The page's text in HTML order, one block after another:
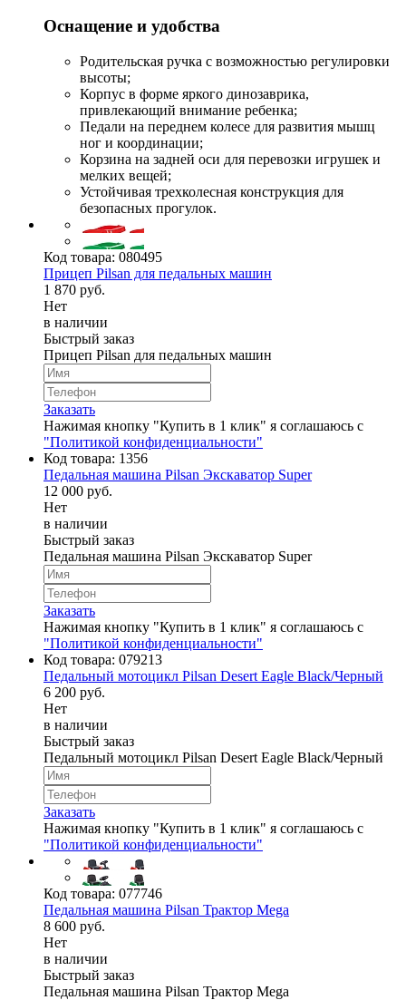
Оснащение и удобства
Родительская ручка с возможностью регулировки
высоты;
Корпус в форме яркого динозаврика,
привлекающий внимание ребенка;
Педали на переднем колесе для развития мышц
ног и координации;
Корзина на задней оси для перевозки игрушек и
мелких вещей;
Устойчивая трехколесная конструкция для
безопасных прогулок.
Код товара: 080495
Прицеп Pilsan для педальных машин
1 870 руб.
Нет
в наличии
Быстрый заказ
Прицеп Pilsan для педальных машин
Заказать
Нажимая кнопку "Купить в 1 клик" я соглашаюсь с
"Политикой конфиденциальности"
Код товара: 1356
Педальная машина Pilsan Экскаватор Super
12 000 руб.
Нет
в наличии
Быстрый заказ
Педальная машина Pilsan Экскаватор Super
Заказать
Нажимая кнопку "Купить в 1 клик" я соглашаюсь с
"Политикой конфиденциальности"
Код товара: 079213
Педальный мотоцикл Pilsan Desert Eagle Black/Черный
6 200 руб.
Нет
в наличии
Быстрый заказ
Педальный мотоцикл Pilsan Desert Eagle Black/Черный
Заказать
Нажимая кнопку "Купить в 1 клик" я соглашаюсь с
"Политикой конфиденциальности"
Код товара: 077746
Педальная машина Pilsan Трактор Mega
8 600 руб.
Нет
в наличии
Быстрый заказ
Педальная машина Pilsan Трактор Mega